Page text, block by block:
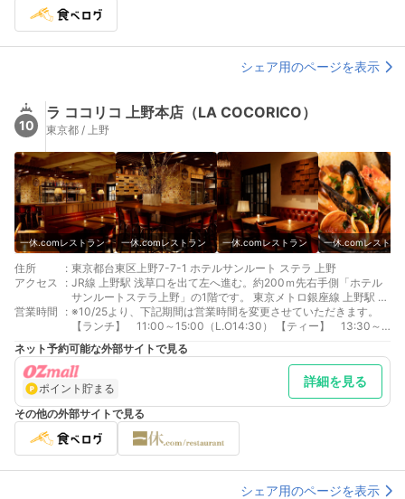
シェア用のページを表示
10
ラ ココリコ 上野本店（LA COCORICO）
東京都 / 上野
一休.comレストラン 一休.comレストラン 一休.comレストラン 一休.comレストラ
住所 : 東京都台東区上野7-7-1 ホテルサンルート ステラ 上野
アクセス
: JR線 上野駅 浅草口を出て左へ進む。約200ｍ先右手側「ホテル
サンルートステラ上野」の1階です。 東京メトロ銀座線 上野駅 9
番出口より徒歩2分 東京メトロ日比谷線 上野駅 9番出口より徒歩
2分
営業時間 : ※10/25より、下記期間は営業時間を変更させていただきます。
【ランチ】 11:00～15:00（L.O14:30） 【ティー】 13:30～
15:30 【ディナー】17:00～23:00（L.O21:00）
ネット予約可能な外部サイトで見る
ポイント貯まる 詳細を見る
その他の外部サイトで見る
シェア用のページを表示